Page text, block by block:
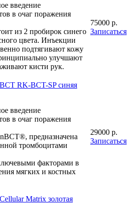
введение
в очаг поражения
из 2 пробирок синего
цвета. Инъекции
подтягивают кожу
улучшают
кисти рук.
75000 р.
Записаться
RK-BCT-SP синяя
введение
в очаг поражения
предназначена
тромбоцитами
факторами в
мягких и костных
29000 р.
Записаться
Matrix золотая